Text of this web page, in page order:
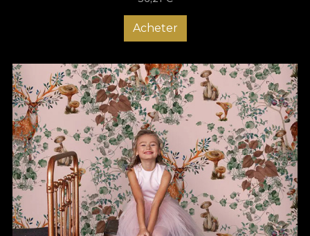
Acheter